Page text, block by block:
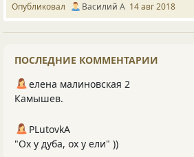
Опубликовал Василий А 14 авг 2018
ПОСЛЕДНИЕ КОММЕНТАРИИ
елена малиновская 2
Камышев.
PLutоvkА
"Ох у дуба, ох у ели" ))